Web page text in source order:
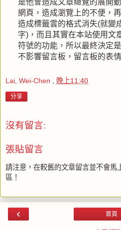
是他會造成文章總覽的展開
網頁，造成瀏覽上的不便，
造成標籤雲的格式消失(就變
字)，而且其實在本站使用文
符號的功能，所以最終決定
不影響留言板，留言板的表
Lai, Wei-Chen 晚上11:40
分享
沒有留言:
張貼留言
請注意，在較舊的文章留言並不會馬
區！
‹ 首頁